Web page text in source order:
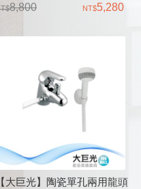
8,800
5,280
【大巨光】陶瓷單孔兩用龍頭